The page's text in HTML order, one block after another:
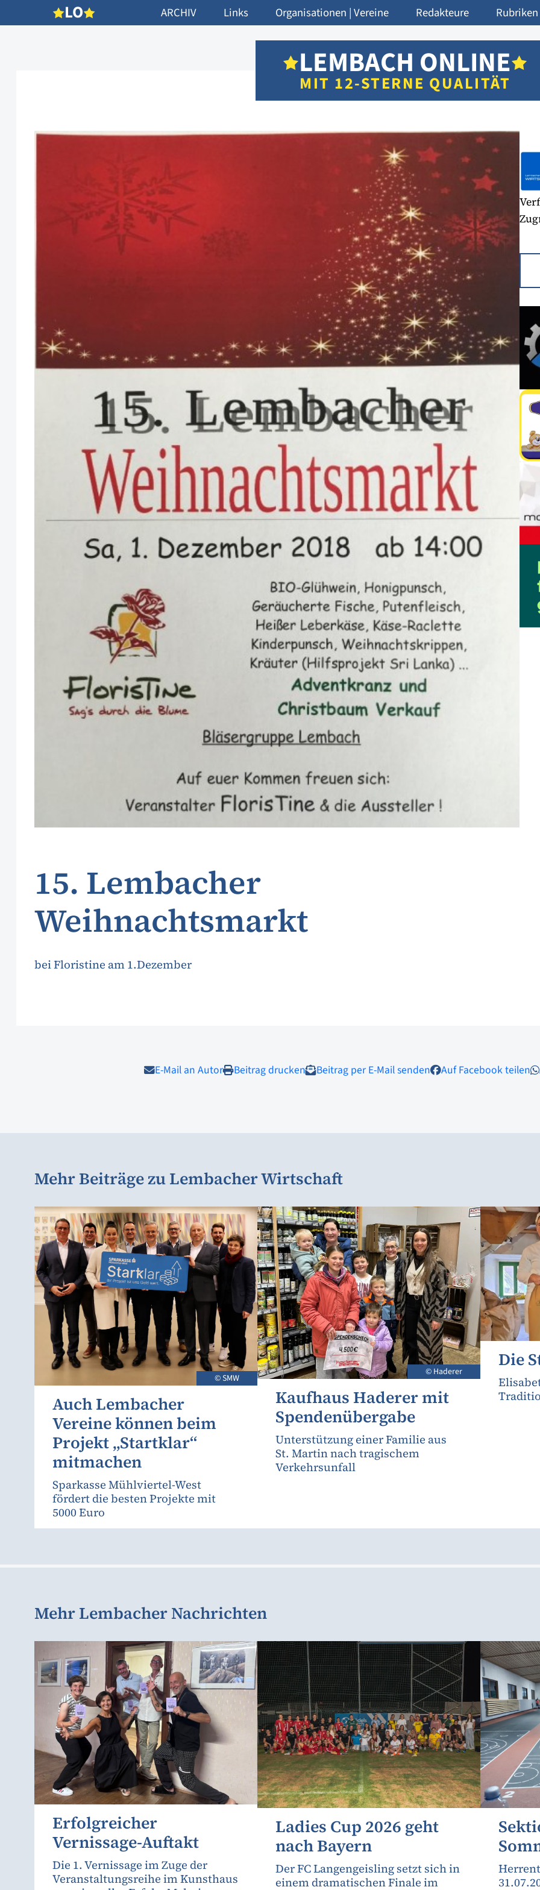
LO ARCHIV Links Organisationen | Vereine Redakteure
LEMBACH ONLINE
MIT 12-STERNE QUALITÄT
15. Lembacher
Weihnachtsmarkt
bei Floristine am 1.Dezember
E-Mail an Autor Beitrag drucken Beitrag per E-Mail senden Auf Facebook teilen
Mehr Beiträge zu Lembacher Wirtschaft
© SMW
Auch Lembacher
Vereine können beim
Projekt „Startklar“
mitmachen
Sparkasse Mühlviertel-West
fördert die besten Projekte mit
5000 Euro
© Haderer
Kaufhaus Haderer mit
Spendenübergabe
Unterstützung einer Familie aus
St. Martin nach tragischem
Verkehrsunfall
Die
Mehr Lembacher Nachrichten
Erfolgreicher
Vernissage-Auftakt
Die 1. Vernissage im Zuge der
Veranstaltungsreihe im Kunsthaus
Ladies Cup 2026 geht
nach Bayern
Der FC Langengeisling setzt sich in
einem dramatischen Finale im